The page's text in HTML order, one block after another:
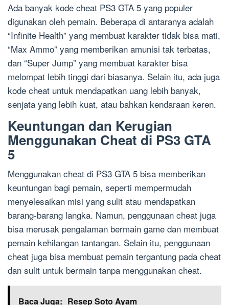
Ada banyak kode cheat PS3 GTA 5 yang populer
digunakan oleh pemain. Beberapa di antaranya adalah
“Infinite Health” yang membuat karakter tidak bisa mati,
“Max Ammo” yang memberikan amunisi tak terbatas,
dan “Super Jump” yang membuat karakter bisa
melompat lebih tinggi dari biasanya. Selain itu, ada juga
kode cheat untuk mendapatkan uang lebih banyak,
senjata yang lebih kuat, atau bahkan kendaraan keren.
Keuntungan dan Kerugian
Menggunakan Cheat di PS3 GTA
5
Menggunakan cheat di PS3 GTA 5 bisa memberikan
keuntungan bagi pemain, seperti mempermudah
menyelesaikan misi yang sulit atau mendapatkan
barang-barang langka. Namun, penggunaan cheat juga
bisa merusak pengalaman bermain game dan membuat
pemain kehilangan tantangan. Selain itu, penggunaan
cheat juga bisa membuat pemain tergantung pada cheat
dan sulit untuk bermain tanpa menggunakan cheat.
Baca Juga: Resep Soto Ayam